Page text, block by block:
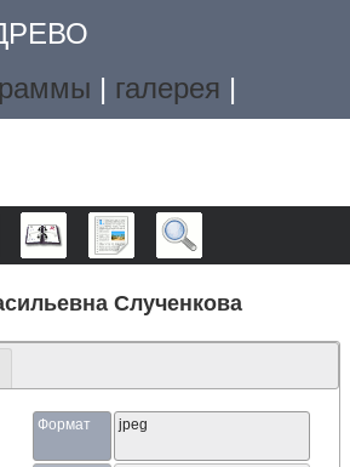
| галерея |
Списки Календарь Отчёты
Слученкова
Формат jpeg